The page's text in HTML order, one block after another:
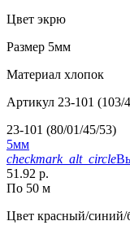
Цвет экрю
Размер 5мм
Материал хлопок
Артикул 23-101 (103/
23-101 (80/01/45/53)
5мм
checkmark_alt_circle
51.92 р.
По 50 м
Цвет красный/синий/